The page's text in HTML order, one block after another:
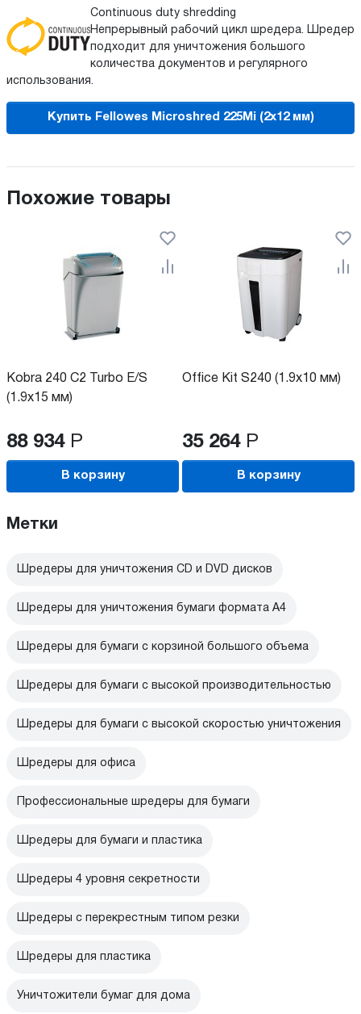
Continuous duty shredding
Непрерывный рабочий цикл шредера. Шредер
подходит для уничтожения большого
количества документов и регулярного
использования.
Купить Fellowes Microshred 225Mi (2x12 мм)
Похожие товары
Kobra 240 C2 Turbo E/S
(1.9x15 мм)
88 934 Р
В корзину
Office Kit S240 (1.9x10 мм)
35 264 Р
В корзину
Метки
Шредеры для уничтожения CD и DVD дисков
Шредеры для уничтожения бумаги формата А4
Шредеры для бумаги с корзиной большого объема
Шредеры для бумаги с высокой производительностью
Шредеры для бумаги с высокой скоростью уничтожения
Шредеры для офиса
Профессиональные шредеры для бумаги
Шредеры для бумаги и пластика
Шредеры 4 уровня секретности
Шредеры с перекрестным типом резки
Шредеры для пластика
Уничтожители бумаг для дома